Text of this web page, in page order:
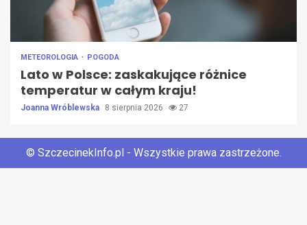
METEOROLOGIA POGODA
Lato w Polsce: zaskakujące różnice
temperatur w całym kraju!
Joanna Wróblewska 8 sierpnia 2026 27
© SzczecinekInfo.pl - Wszystkie prawa zastrzeżone.